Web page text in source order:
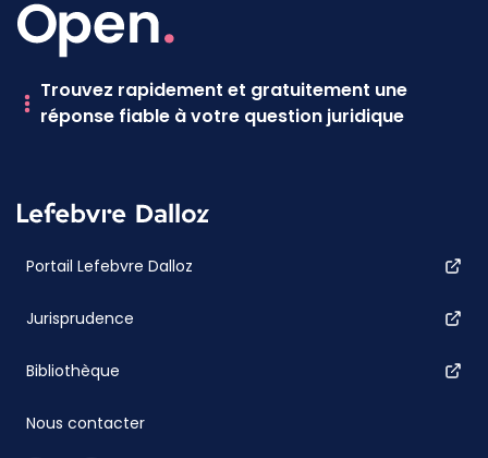
Trouvez rapidement et gratuitement une
réponse fiable à votre question juridique
Portail Lefebvre Dalloz
Jurisprudence
Bibliothèque
Nous contacter